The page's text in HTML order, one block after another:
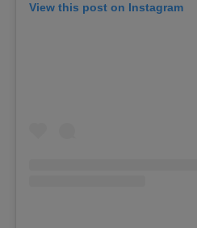
View this post on Instagram